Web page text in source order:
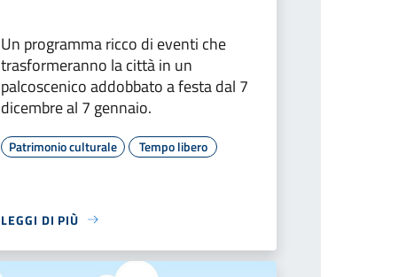
Un programma ricco di eventi che
trasformeranno la città in un
palcoscenico addobbato a festa dal 7
dicembre al 7 gennaio.
Patrimonio culturale Tempo libero
LEGGI DI PIÙ